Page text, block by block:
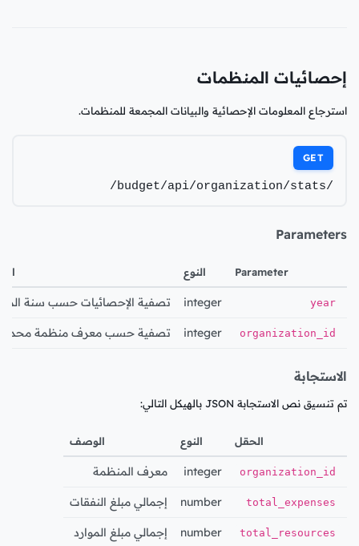
إحصائيات المنظمات
استرجاع المعلومات الإحصائية والبيانات المجمعة للمنظمات.
GET
/budget/api/organization/stats/
Parameters
Parameter النوع
year
integer تصفية الإحصائيات حسب سنة
organization_id
integer تصفية حسب معرف منظمة محدد
الاستجابة
تم تنسيق نص الاستجابة JSON بالهيكل التالي:
الحقل النوع الوصف
organization_id
integer معرف المنظمة
total_expenses
number إجمالي مبلغ النفقات
total_resources
number إجمالي مبلغ الموارد